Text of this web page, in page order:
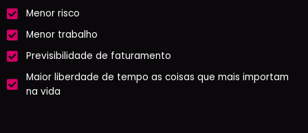
Menor risco
Menor trabalho
Previsibilidade de faturamento
Maior liberdade de tempo as coisas que mais importam
na vida